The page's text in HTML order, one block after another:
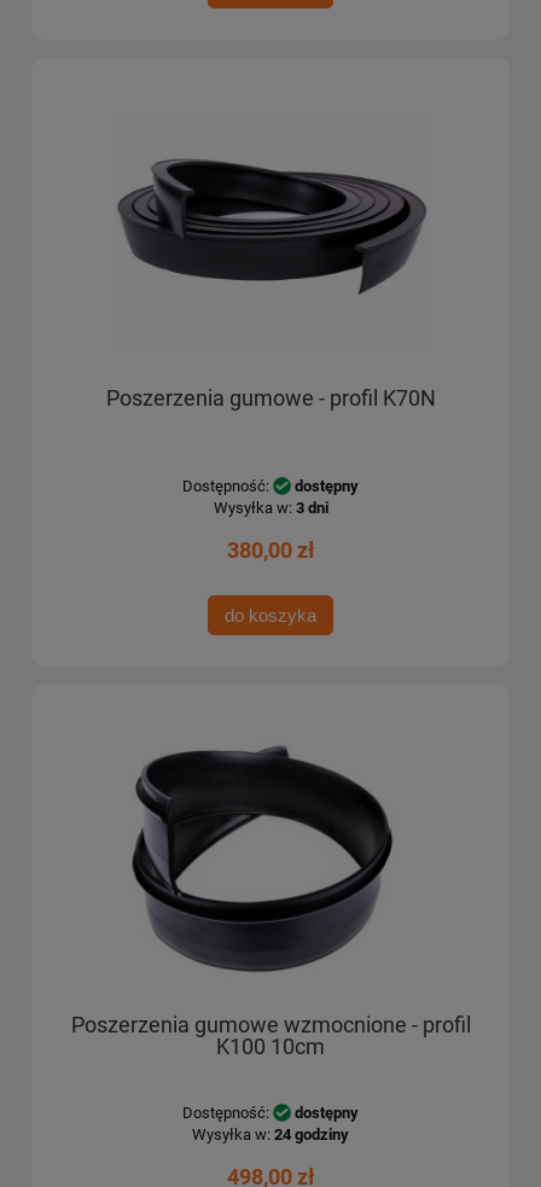
Poszerzenia gumowe - profil K70N
Dostępność:
dostępny
Wysyłka w: 3 dni
380,00 zł
do koszyka
Poszerzenia gumowe wzmocnione - profil
K100 10cm
Dostępność:
dostępny
Wysyłka w: 24 godziny
498,00 zł